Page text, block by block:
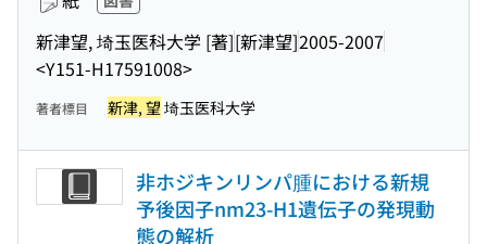
新津望, 埼玉医科大学 [著][新津望]2005-2007
<Y151-H17591008>
著者標目 新津, 望 埼玉医科大学
非ホジキンリンパ腫における新規
予後因子nm23-H1遺伝子の発現動
態の解析